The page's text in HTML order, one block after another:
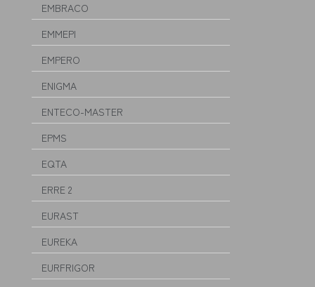
EMBRACO
EMMEPI
EMPERO
ENIGMA
ENTECO-MASTER
EPMS
EQTA
ERRE 2
EURAST
EUREKA
EURFRIGOR